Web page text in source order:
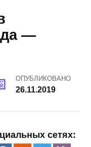
—
ОПУБЛИКОВАНО
26.11.2019
сетях: